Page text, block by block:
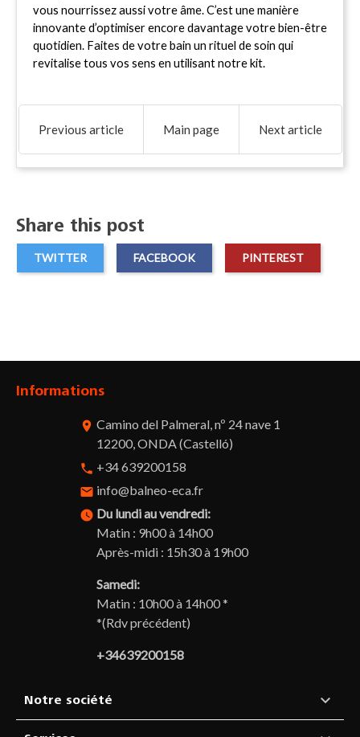
vous nourrissez aussi votre âme. C’est une manière
innovante d’optimiser encore davantage votre bien-être
quotidien. Faites de votre bain un rituel de soin qui
revitalise tous vos sens en utilisant notre kit.
Previous article Main page Next article
Share this post
TWITTER FACEBOOK PINTEREST
Informations
room Camino del Palmeral, nº 24 nave 1
12200, ONDA (Castelló)
phone +34 639200158
email info@balneo-eca.fr
watch_later Du lundi au vendredi:
Matin : 9h00 à 14h00
Après-midi : 15h30 à 19h00
Samedi:
Matin : 10h00 à 14h00 *
*(Rdv précédent)
+34639200158
Notre société 